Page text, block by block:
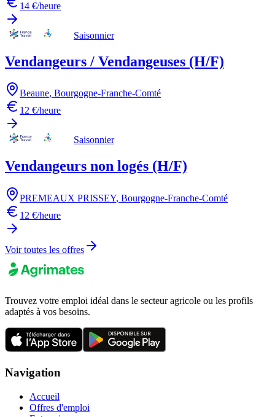
14 €/heure
Saisonnier
Vendangeurs / Vendangeuses (H/F)
Beaune, Bourgogne-Franche-Comté
12 €/heure
Saisonnier
Vendangeurs non logés (H/F)
PREMEAUX PRISSEY, Bourgogne-Franche-Comté
12 €/heure
Voir toutes les offres
Trouvez votre emploi idéal dans le secteur agricole ou les profils
adaptés à vos besoins.
Navigation
Accueil
Offres d'emploi